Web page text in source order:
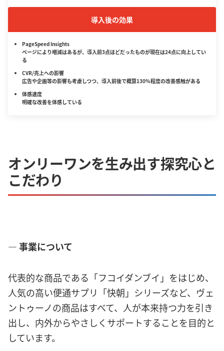
導入後の効果
PageSpeed Insights
ページにより増減はあるが、導入前3点ほどだったものが現在は24点に向上してい
る
CVR/売上への影響
広告や企画等の影響も考慮しつつ、導入前後で概算130%程度の改善感触がある
体感速度
明確な改善を体感している
オンリーワンを生み出す探究心と
こだわり
― 事業について
代表的な商品である「フコイダンブイ」をはじめ、
人気の高い便通サプリ「快朝」シリーズなど、ヴェ
ントゥーノの商品はすべて、人が本来持つ力を引き
出し、内外からやさしくサポートすることを目的と
しています。